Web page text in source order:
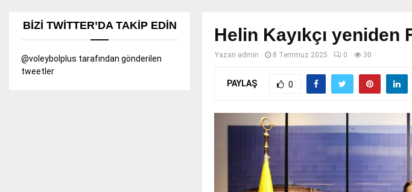
Helin Kayıkçı yeniden
Yazan admin 8 Temmuz 2025 0 30
PAYLAŞ 0
BIZI TWITTER’DA TAKIP EDIN
@voleybolplus tarafından gönderilen
tweetler